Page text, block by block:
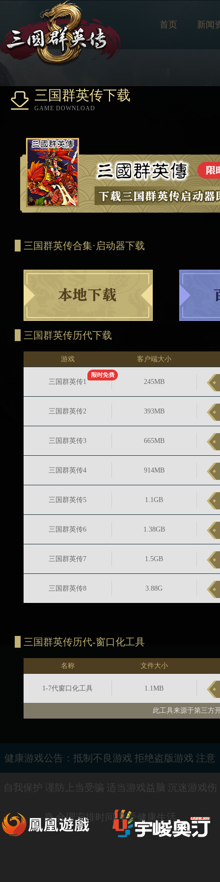
首页 新闻
三国群英传下载
GAME DOWNLOAD
三国群英传合集·启动器下载
三国群英传历代下载
游戏 客户端大小
三国群英传1 245MB
三国群英传2 393MB
三国群英传3 665MB
三国群英传4 914MB
三国群英传5 1.1GB
三国群英传6 1.38GB
三国群英传7 1.5GB
三国群英传8 3.88G
三国群英传历代-窗口化工具
名称 文件大小
1-7代窗口化工具 1.1MB
此工具来源于第三方
健康游戏公告：抵制不良游戏 拒绝盗版游戏 注意
自我保护 谨防上当受骗 适当游戏益脑 沉迷游戏伤
身 合理安排时间 享受健康生活